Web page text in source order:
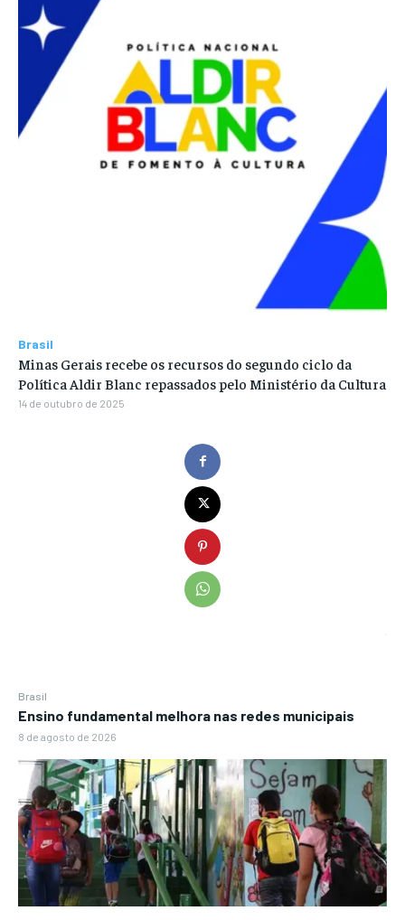
Brasil
Ensino fundamental melhora nas redes municipais
8 de agosto de 2026
Brasil
Minas Gerais recebe os recursos do segundo ciclo da
Política Aldir Blanc repassados pelo Ministério da Cultura
14 de outubro de 2025